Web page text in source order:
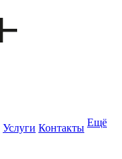
Услуги Контакты Ещё